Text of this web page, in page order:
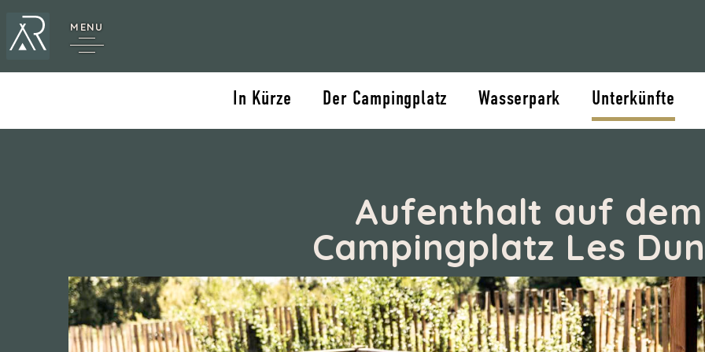
MENU
In Kürze Der Campingplatz Wasserpark Unterkünfte
Aufenthalt auf dem
Campingplatz Les